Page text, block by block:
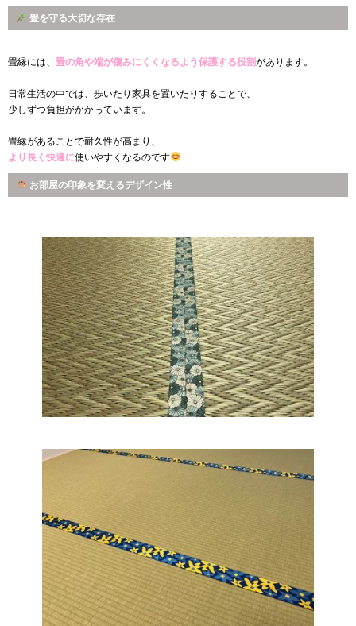
畳を守る大切な存在
畳縁には、 畳の角や端が傷みにくくなるよう保護する役割があります。
日常生活の中では、歩いたり家具を置いたりすることで、
少しずつ負担がかかっています。
畳縁があることで耐久性が高まり、
より長く快適に使いやすくなるのです
お部屋の印象を変えるデザイン性